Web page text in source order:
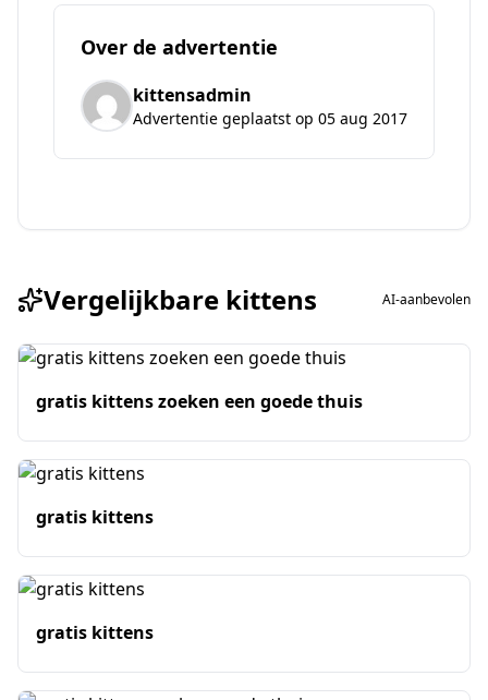
Over de advertentie
kittensadmin
Advertentie geplaatst op 05 aug 2017
Vergelijkbare kittens AI-aanbevolen
gratis kittens zoeken een goede thuis
gratis kittens
gratis kittens